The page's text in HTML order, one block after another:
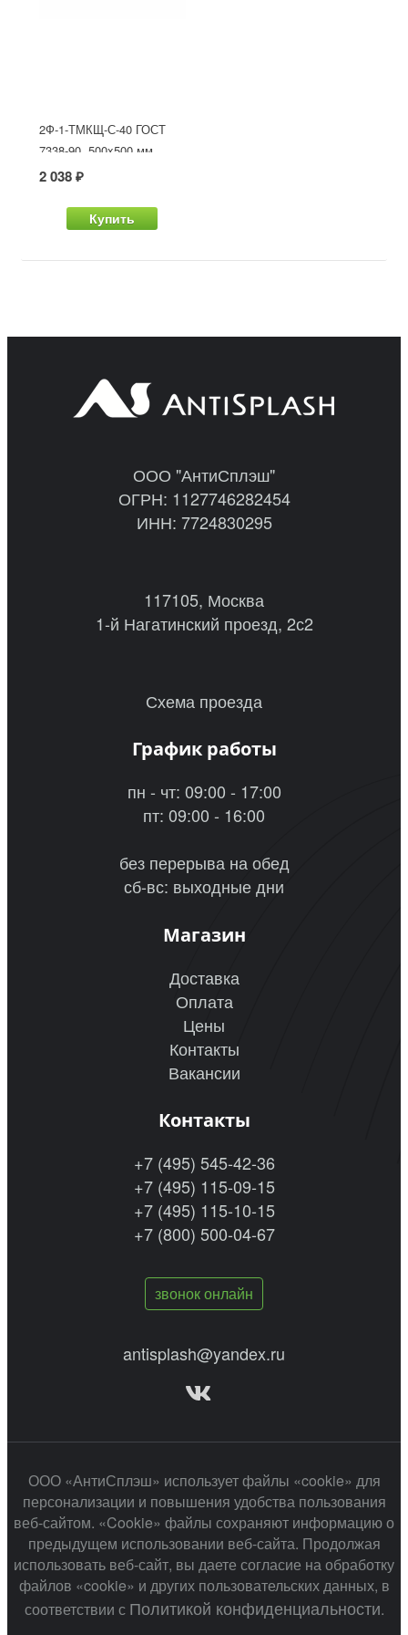
2Ф-1-ТМКЩ-С-40 ГОСТ
7338-90, 500x500 мм
2 038 ₽
Купить
ООО "АнтиСплэш"
ОГРН: 1127746282454
ИНН: 7724830295
117105, Москва
1-й Нагатинский проезд, 2с2
Схема проезда
График работы
пн - чт: 09:00 - 17:00
пт: 09:00 - 16:00
без перерыва на обед
сб-вс: выходные дни
Магазин
Доставка
Оплата
Цены
Контакты
Вакансии
Контакты
+7 (495) 545-42-36
+7 (495) 115-09-15
+7 (495) 115-10-15
+7 (800) 500-04-67
звонок онлайн
antisplash@yandex.ru
ООО «АнтиСплэш» использует файлы «cookie» для
персонализации и повышения удобства пользования
веб-сайтом. «Cookie» файлы сохраняют информацию о
предыдущем использовании веб-сайта. Продолжая
использовать веб-сайт, вы даете согласие на обработку
файлов «cookie» и других пользовательских данных, в
соответствии с Политикой конфиденциальности.